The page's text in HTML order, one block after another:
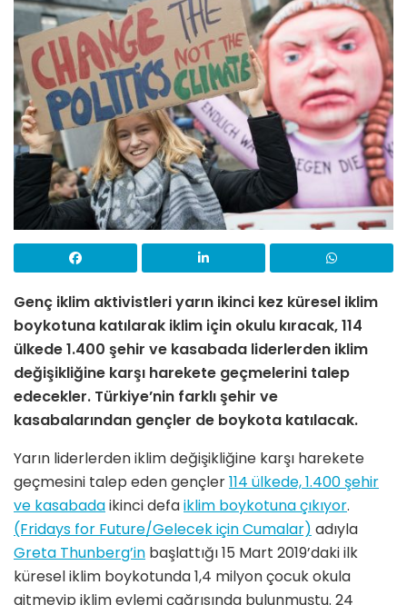
Genç iklim aktivistleri yarın ikinci kez küresel iklim
boykotuna katılarak iklim için okulu kıracak, 114
ülkede 1.400 şehir ve kasabada liderlerden iklim
değişikliğine karşı harekete geçmelerini talep
edecekler. Türkiye’nin farklı şehir ve
kasabalarından gençler de boykota katılacak.
Yarın liderlerden iklim değişikliğine karşı harekete
geçmesini talep eden gençler114 ülkede, 1.400 şehir
ve kasabadaikinci defaiklim boykotuna çıkıyor.
(Fridays for Future/Gelecek için Cumalar) adıyla
Greta Thunberg’in başlattığı 15 Mart 2019’daki ilk
küresel iklim boykotunda 1,4 milyon çocuk okula
gitmeyip iklim eylemi çağrısında bulunmuştu. 24